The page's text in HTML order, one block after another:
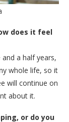
does it feel
a half years,
whole life, so it
will continue on
about it.
or do you